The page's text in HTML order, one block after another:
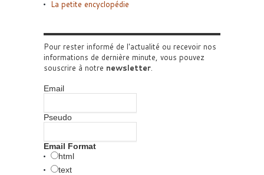
La petite encyclopédie
Pour rester informé de l'actualité ou recevoir nos
informations de dernière minute, vous pouvez
souscrire à notre newsletter.
Email
Pseudo
Email Format
html
text